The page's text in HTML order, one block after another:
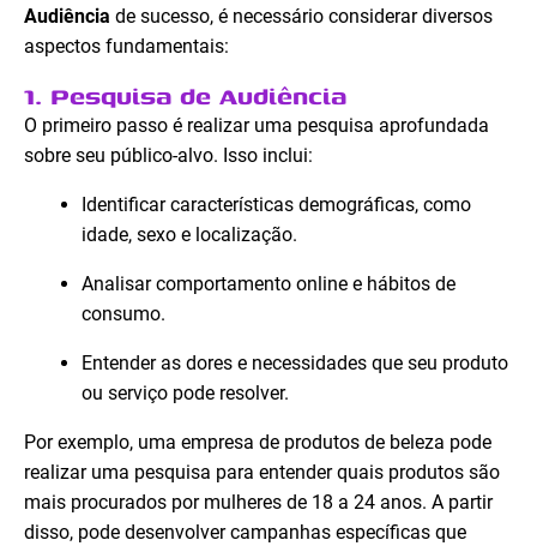
Audiência de sucesso, é necessário considerar diversos
aspectos fundamentais:
1. Pesquisa de Audiência
O primeiro passo é realizar uma pesquisa aprofundada
sobre seu público-alvo. Isso inclui:
Identificar características demográficas, como
idade, sexo e localização.
Analisar comportamento online e hábitos de
consumo.
Entender as dores e necessidades que seu produto
ou serviço pode resolver.
Por exemplo, uma empresa de produtos de beleza pode
realizar uma pesquisa para entender quais produtos são
mais procurados por mulheres de 18 a 24 anos. A partir
disso, pode desenvolver campanhas específicas que